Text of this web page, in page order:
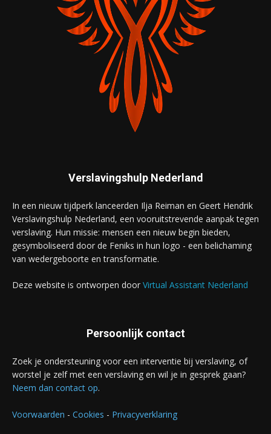
Verslavingshulp Nederland
In een nieuw tijdperk lanceerden Ilja Reiman en Geert Hendrik
Verslavingshulp Nederland, een vooruitstrevende aanpak tegen
verslaving. Hun missie: mensen een nieuw begin bieden,
gesymboliseerd door de Feniks in hun logo - een belichaming
van wedergeboorte en transformatie.
Deze website is ontworpen door Virtual Assistant Nederland
Persoonlijk contact
Zoek je ondersteuning voor een interventie bij verslaving, of
worstel je zelf met een verslaving en wil je in gesprek gaan?
Neem dan contact op.
Voorwaarden - Cookies - Privacyverklaring